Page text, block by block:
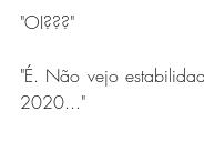
"OI???"
"É. Não vejo
2020..."